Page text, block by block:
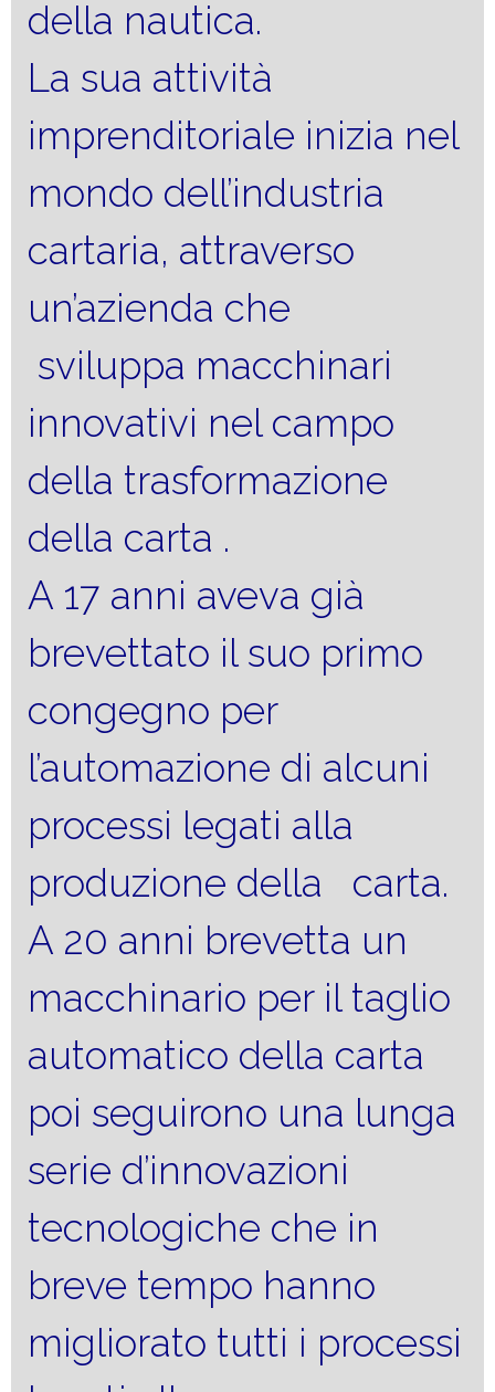
della nautica.
La sua attività
imprenditoriale inizia nel
mondo dell’industria
cartaria, attraverso
un’azienda che
sviluppa macchinari
innovativi nel campo
della trasformazione
della carta .
A 17 anni aveva già
brevettato il suo primo
congegno per
l’automazione di alcuni
processi legati alla
produzione della carta.
A 20 anni brevetta un
macchinario per il taglio
automatico della carta
poi seguirono una lunga
serie d’innovazioni
tecnologiche che in
breve tempo hanno
migliorato tutti i processi